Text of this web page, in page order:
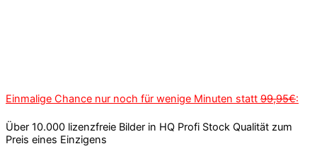
Einmalige Chance nur noch für wenige Minuten statt 99,95€:
Über 10.000 lizenzfreie Bilder in HQ Profi Stock Qualität zum
Preis eines Einzigens